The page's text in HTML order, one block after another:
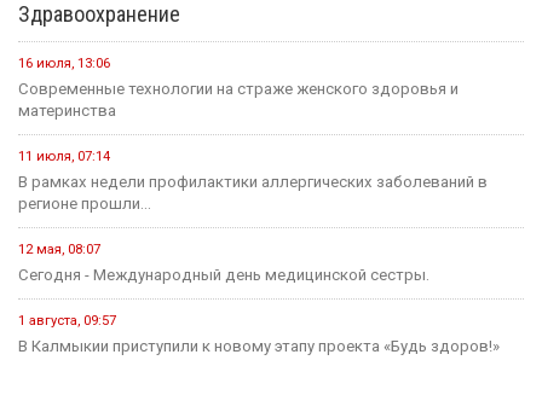
Здравоохранение
16 июля, 13:06
Современные технологии на страже женского здоровья и
материнства
11 июля, 07:14
В рамках недели профилактики аллергических заболеваний в
регионе прошли...
12 мая, 08:07
Сегодня - Международный день медицинской сестры.
1 августа, 09:57
В Калмыкии приступили к новому этапу проекта «Будь здоров!»